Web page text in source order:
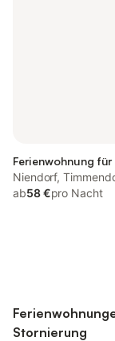
Ferienwohnung
Niendorf,
ab58 €pro Nacht
Stornierung